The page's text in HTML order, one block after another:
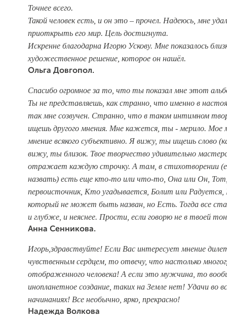
Точнее всего.
Такой человек есть, и он это – прочел. Надеюсь, мне
приоткрыть его мир. Цель достигнута.
Искренне благодарна Игорю Ускову. Мне показалось
художественное решение, которое он нашёл.
Ольга Довгопол.
Спасибо огромное за то, что ты показал мне этот
Ты не представляешь, как странно, что именно в
так мне созвучен. Странно, что в таком интимном
ищешь другого мнения. Мне кажется, ты - мерило. Мое
мнение всякого субъективно. Я вижу, ты ищешь слово
вижу, ты близок. Твое творчество удивительно
отражает каждую строчку. А там, в стихотворении
назвать) есть еще кто-то или что-то, Она или Он,
первоисточник, Кто угадывается, Болит или
который не может быть назван, но Есть. Тогда все
и глубже, и неяснее. Прости, если говорю не в твоей
Анна Сенникова.
Игорь,здравствуйте! Если Вас интересует мнение
чувственным сердцем, то отвечу, что настолько
отображенного человека! А если это мужчина, то
инопланетное создание, таких на Земле нет! Удачи во
начинаниях! Все необычно, ярко, прекрасно!
Надежда Волкова